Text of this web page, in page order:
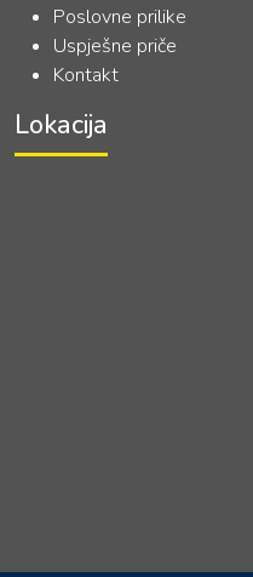
Poslovne prilike
Uspješne priče
Kontakt
Lokacija